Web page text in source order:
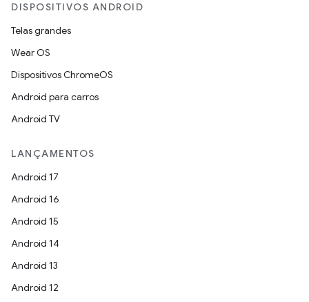
DISPOSITIVOS ANDROID
Telas grandes
Wear OS
Dispositivos ChromeOS
Android para carros
Android TV
LANÇAMENTOS
Android 17
Android 16
Android 15
Android 14
Android 13
Android 12